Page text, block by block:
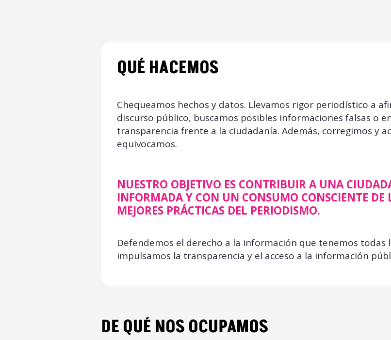
QUÉ HACEMOS
Chequeamos hechos y datos. Llevamos rigor periodístico a
discurso público, buscamos posibles informaciones falsas o
transparencia frente a la ciudadanía. Además, corregimos y
equivocamos.
NUESTRO OBJETIVO ES CONTRIBUIR A UNA
INFORMADA Y CON UN CONSUMO CONSCIENTE
MEJORES PRÁCTICAS DEL PERIODISMO.
Defendemos el derecho a la información que tenemos todas
impulsamos la transparencia y el acceso a la información
DE QUÉ NOS OCUPAMOS